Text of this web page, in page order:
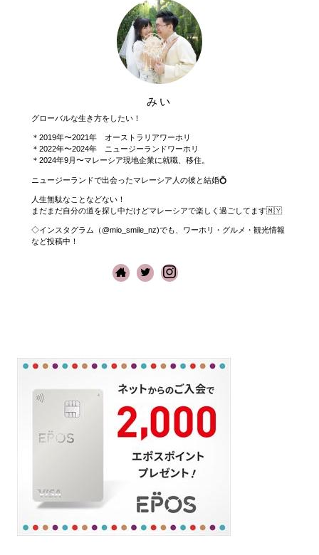
みい
グローバルな生き方をしたい！
＊2019年〜2021年 オーストラリアワーホリ
＊2022年〜2024年 ニュージーランドワーホリ
＊2024年9月〜マレーシア現地企業に就職、移住。
ニュージーランドで出会ったマレーシア人の彼と結婚💍
人生無駄なことなどない！
まだまだ自分の道を探し中だけどマレーシアで楽しく過ごしてます🇲🇾
◇インスタグラム（@mio_smile_nz)でも、ワーホリ・グルメ・観光情報
など投稿中！